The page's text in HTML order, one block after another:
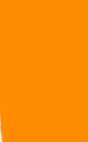
2017 ?
bénéficieront de
la fiscalité
aux revenus
favorable.